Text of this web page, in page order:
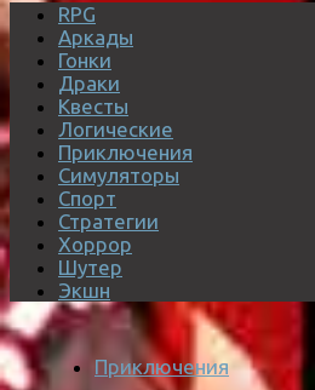
RPG
Аркады
Гонки
Драки
Квесты
Логические
Приключения
Симуляторы
Спорт
Стратегии
Хоррор
Шутер
Экшн
Приключения